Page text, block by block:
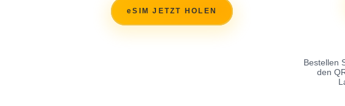
eSIM JETZT HOLEN
Bestellen
den